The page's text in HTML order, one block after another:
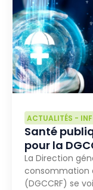
ACTUALITÉS -
Santé
pour la
La Direction
consommation
(DGCCRF) se